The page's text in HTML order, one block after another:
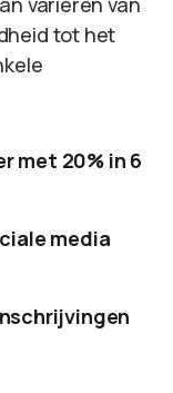
tot het
met 20% in 6
media